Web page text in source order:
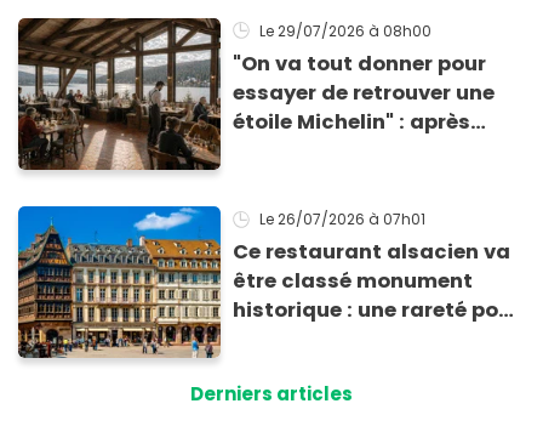
complètement fous)
Le 29/07/2026 à 08h00
"On va tout donner pour
essayer de retrouver une
étoile Michelin" : après
défi en pleine nature
Le 26/07/2026 à 07h01
Ce restaurant alsacien va
être classé monument
historique : une rareté pour
Derniers articles